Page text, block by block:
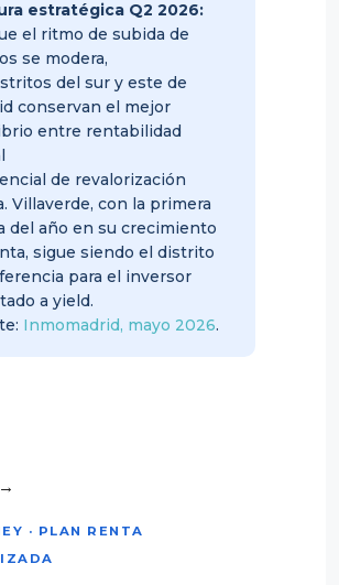
estratégica Q2 2026:
el ritmo de subida de
se modera,
del sur y este de
conservan el mejor
entre rentabilidad
de revalorización
Villaverde, con la primera
del año en su crecimiento
sigue siendo el distrito
para el inversor
a yield.
Inmomadrid, mayo 2026.
· PLAN RENTA